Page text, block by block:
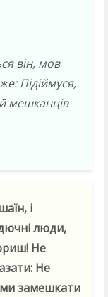
він, мов
Підіймуся,
мешканців
і
люди,
Не
Не
замешкати